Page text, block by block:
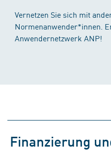
Vernetzen Sie sich mit
Normenanwender*innen.
Anwendernetzwerk ANP!
Finanzierung